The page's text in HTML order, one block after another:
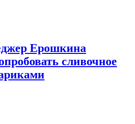
Ерошкина
сливочное